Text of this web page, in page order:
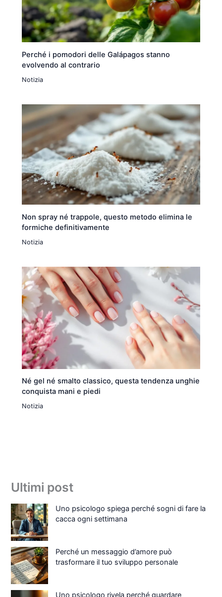
Perché i pomodori delle Galápagos stanno
evolvendo al contrario
Notizia
Non spray né trappole, questo metodo elimina le
formiche definitivamente
Notizia
Né gel né smalto classico, questa tendenza unghie
conquista mani e piedi
Notizia
Ultimi post
Uno psicologo spiega perché sogni di fare la
cacca ogni settimana
Perché un messaggio d’amore può
trasformare il tuo sviluppo personale
Uno psicologo rivela perché guardare